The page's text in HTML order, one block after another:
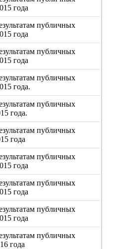
года
публичных
года
публичных
года
публичных
года.
публичных
года.
публичных
года
публичных
года
публичных
года
публичных
года
публичных
года